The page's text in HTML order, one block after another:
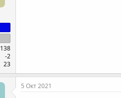
138
-2
23
5 Окт 2021